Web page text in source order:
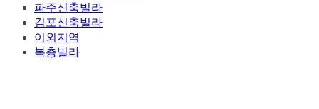
파주신축빌라
김포신축빌라
이외지역
복층빌라